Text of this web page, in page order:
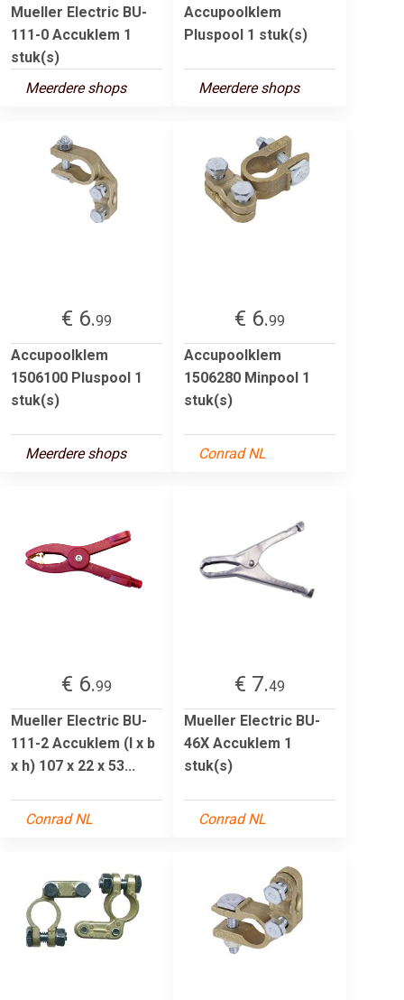
Mueller Electric BU-
111-0 Accuklem 1
stuk(s)
Meerdere shops
Accupoolklem
Pluspool 1 stuk(s)
Meerdere shops
€ 6.99
Accupoolklem
1506100 Pluspool 1
stuk(s)
Meerdere shops
€ 6.99
Accupoolklem
1506280 Minpool 1
stuk(s)
Conrad NL
€ 6.99
Mueller Electric BU-
111-2 Accuklem (l x b
x h) 107 x 22 x 53...
Conrad NL
€ 7.49
Mueller Electric BU-
46X Accuklem 1
stuk(s)
Conrad NL